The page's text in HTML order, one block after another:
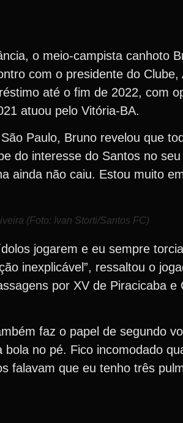
o meio-campista canhoto
com o presidente do
até o fim de 2022, com
atuou pelo Vitória-BA.
Paulo, Bruno revelou que
do interesse do Santos no
ainda não caiu. Estou muito
(Foto: Ivan Storti/Santos FC)
jogarem e eu sempre
inexplicável”, ressaltou o
por XV de Piracicaba
faz o papel de segundo
no pé. Fico incomodado
falavam que eu tenho três